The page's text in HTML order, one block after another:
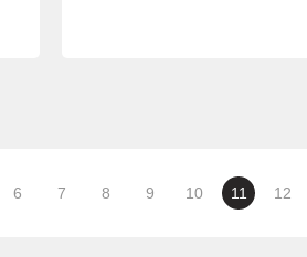
6 7 8 9 10 11 12